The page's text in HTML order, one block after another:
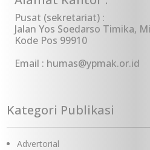
Pusat (sekretariat) :
Jalan Yos Soedarso Timika,
Kode Pos 99910
Email : humas@ypmak.or.id
Kategori Publikasi
Advertorial